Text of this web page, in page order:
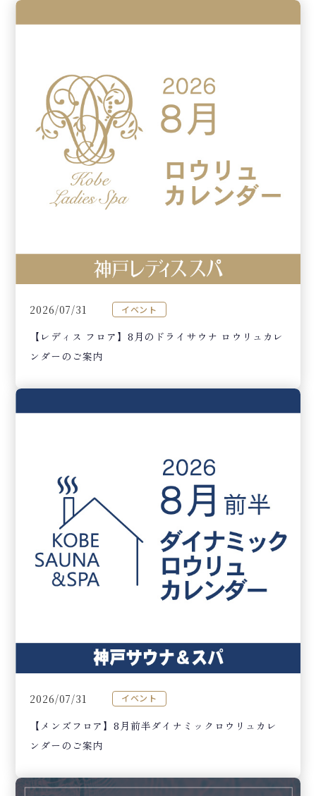
2026/07/31 イベント
【レディス フロア】8月のドライサウナ ロウリュカレ
ンダーのご案内
2026/07/31 イベント
【メンズフロア】8月前半ダイナミックロウリュカレ
ンダーのご案内